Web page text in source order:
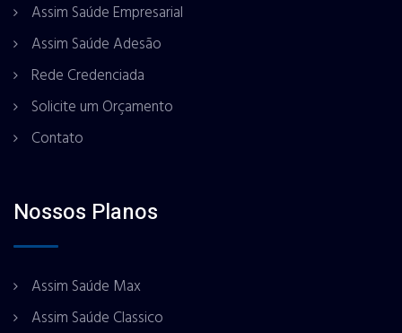
Assim Saúde Empresarial
Assim Saúde Adesão
Rede Credenciada
Solicite um Orçamento
Contato
Nossos Planos
Assim Saúde Max
Assim Saúde Classico